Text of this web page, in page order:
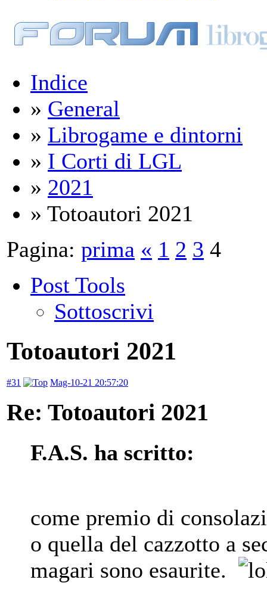
Indice
» General
» Librogame e dintorni
» I Corti di LGL
» 2021
» Totoautori 2021
Pagina: prima « 1 2 3 4
Post Tools
Sottoscrivi
Totoautori 2021
#31 Mag-10-21 20:57:20
Re: Totoautori 2021
F.A.S. ha scritto:
come premio di
o quella del cazzotto a
magari sono esaurite.